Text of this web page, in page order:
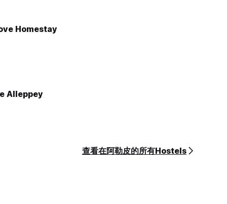
Homestay
Alleppey
查看在阿勒皮的所有Hostels